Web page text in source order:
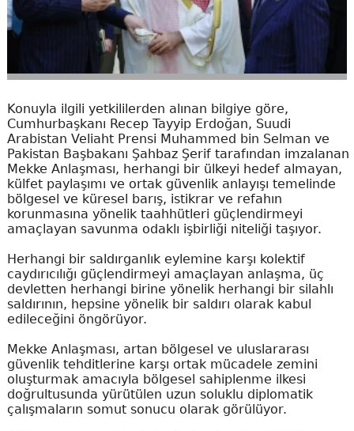
Konuyla ilgili yetkililerden alınan bilgiye göre,
Cumhurbaşkanı Recep Tayyip Erdoğan, Suudi
Arabistan Veliaht Prensi Muhammed bin Selman ve
Pakistan Başbakanı Şahbaz Şerif tarafından imzalanan
Mekke Anlaşması, herhangi bir ülkeyi hedef almayan,
külfet paylaşımı ve ortak güvenlik anlayışı temelinde
bölgesel ve küresel barış, istikrar ve refahın
korunmasına yönelik taahhütleri güçlendirmeyi
amaçlayan savunma odaklı işbirliği niteliği taşıyor.
Herhangi bir saldırganlık eylemine karşı kolektif
caydırıcılığı güçlendirmeyi amaçlayan anlaşma, üç
devletten herhangi birine yönelik herhangi bir silahlı
saldırının, hepsine yönelik bir saldırı olarak kabul
edileceğini öngörüyor.
Mekke Anlaşması, artan bölgesel ve uluslararası
güvenlik tehditlerine karşı ortak mücadele zemini
oluşturmak amacıyla bölgesel sahiplenme ilkesi
doğrultusunda yürütülen uzun soluklu diplomatik
çalışmaların somut sonucu olarak görülüyor.